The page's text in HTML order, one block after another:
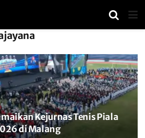
Kejurnas Tenis Piala
di Malang